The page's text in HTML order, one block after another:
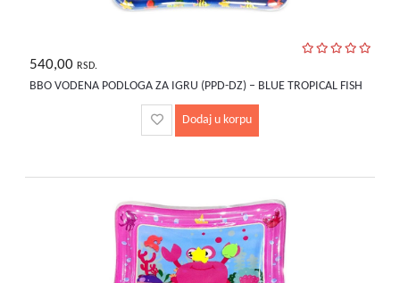
540,00 RSD.
BBO VODENA PODLOGA ZA IGRU (PPD-DZ) – BLUE TROPICAL FISH
Dodaj u korpu